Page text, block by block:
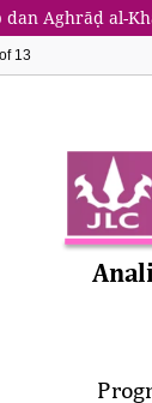
Aghrāḍ al-